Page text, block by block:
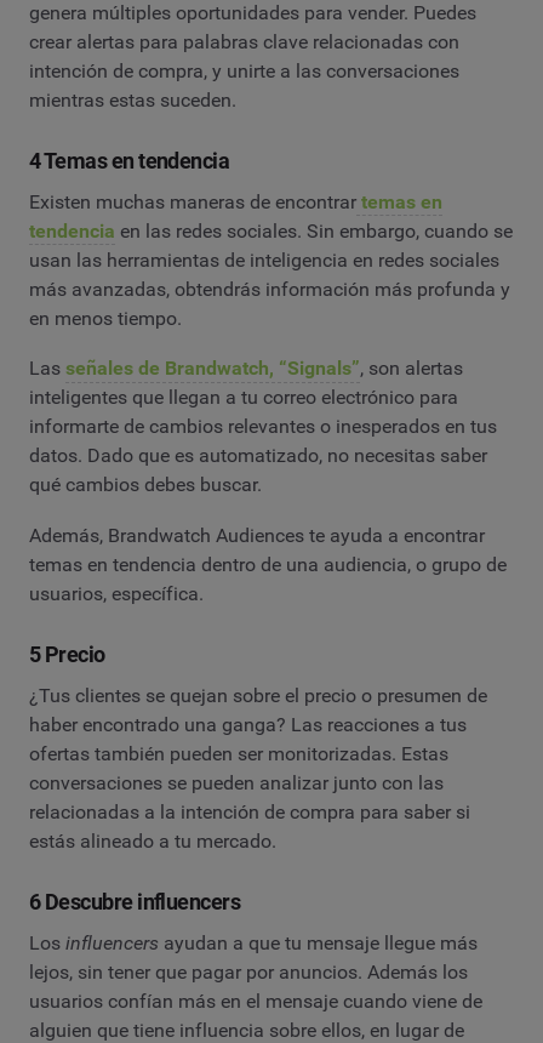
genera múltiples oportunidades para vender. Puedes
crear alertas para palabras clave relacionadas con
intención de compra, y unirte a las conversaciones
mientras estas suceden.
4 Temas en tendencia
Existen muchas maneras de encontrar temas en
tendencia en las redes sociales. Sin embargo, cuando se
usan las herramientas de inteligencia en redes sociales
más avanzadas, obtendrás información más profunda y
en menos tiempo.
Las señales de Brandwatch, “Signals”, son alertas
inteligentes que llegan a tu correo electrónico para
informarte de cambios relevantes o inesperados en tus
datos. Dado que es automatizado, no necesitas saber
qué cambios debes buscar.
Además, Brandwatch Audiences te ayuda a encontrar
temas en tendencia dentro de una audiencia, o grupo de
usuarios, específica.
5 Precio
¿Tus clientes se quejan sobre el precio o presumen de
haber encontrado una ganga? Las reacciones a tus
ofertas también pueden ser monitorizadas. Estas
conversaciones se pueden analizar junto con las
relacionadas a la intención de compra para saber si
estás alineado a tu mercado.
6 Descubre influencers
Los influencers ayudan a que tu mensaje llegue más
lejos, sin tener que pagar por anuncios. Además los
usuarios confían más en el mensaje cuando viene de
alguien que tiene influencia sobre ellos, en lugar de